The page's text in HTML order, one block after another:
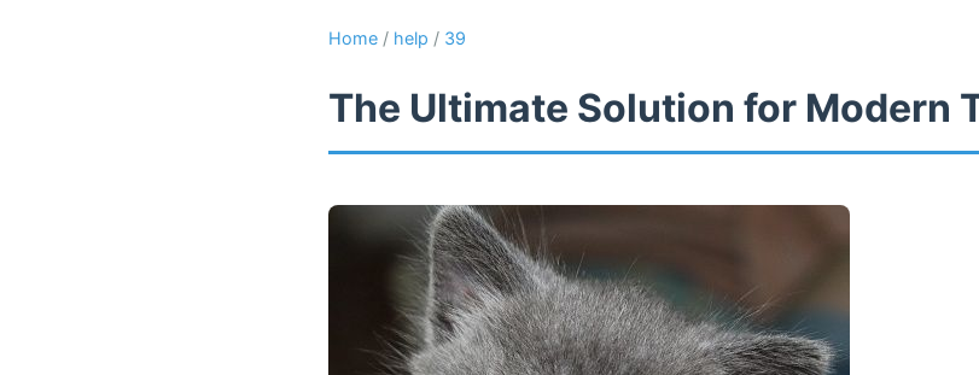
Home / help / 39
The Ultimate Solution for Modern